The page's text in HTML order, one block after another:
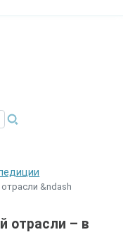
&ndash
отрасли – в